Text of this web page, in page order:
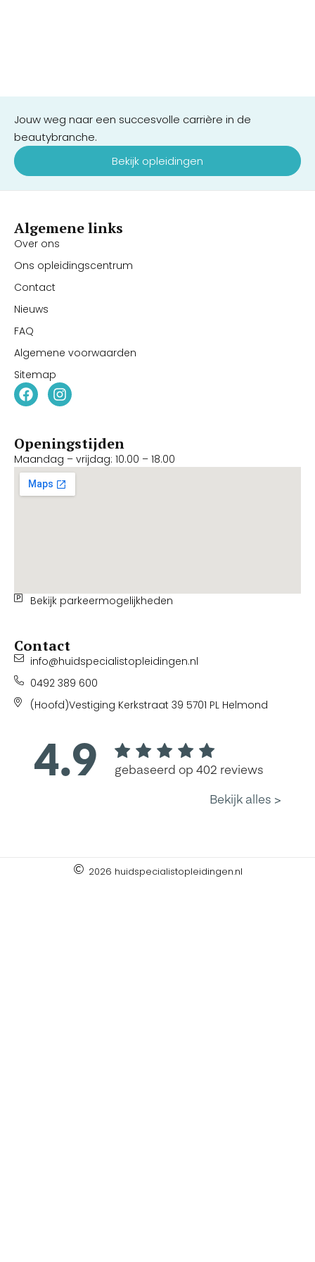
Jouw weg naar een succesvolle carrière in de
beautybranche.
Bekijk opleidingen
Algemene links
Over ons
Ons opleidingscentrum
Contact
Nieuws
FAQ
Algemene voorwaarden
Sitemap
Openingstijden
Maandag – vrijdag: 10.00 – 18.00
Bekijk parkeermogelijkheden
Contact
info@huidspecialistopleidingen.nl
0492 389 600
(Hoofd)Vestiging Kerkstraat 39 5701 PL Helmond
2026 huidspecialistopleidingen.nl